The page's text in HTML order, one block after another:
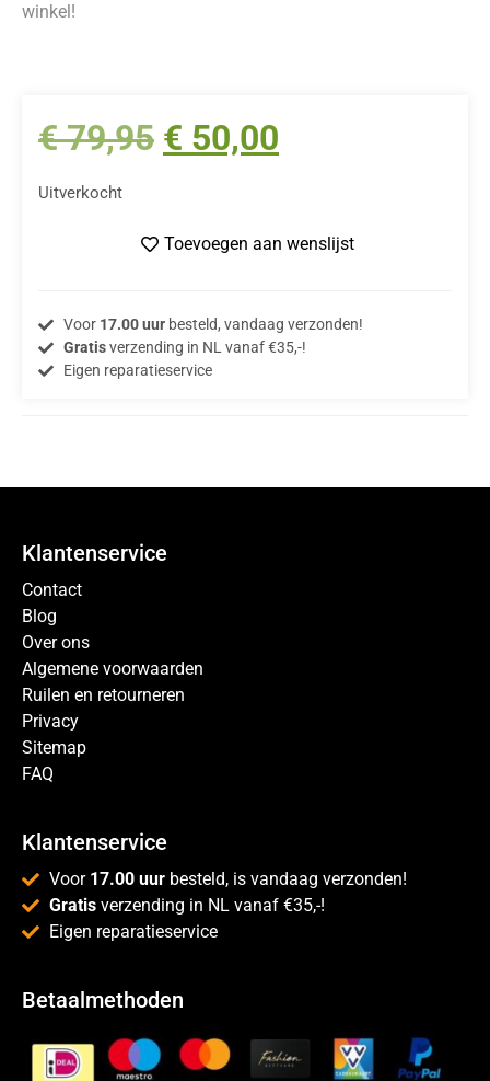
winkel!
€79,95 € 50,00
Uitverkocht
Toevoegen aan wenslijst
Voor 17.00 uurbesteld, vandaag verzonden!
Gratisverzending in NL vanaf €35,-!
Eigen reparatieservice
Klantenservice
Contact
Blog
Over ons
Algemene voorwaarden
Ruilen en retourneren
Privacy
Sitemap
FAQ
Klantenservice
Voor 17.00 uur besteld, is vandaag verzonden!
Gratis verzending in NL vanaf €35,-!
Eigen reparatieservice
Betaalmethoden